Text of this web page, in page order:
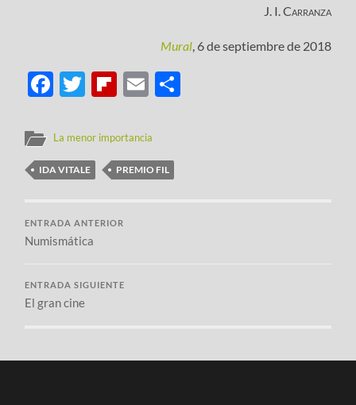
J. I. Carranza
Mural, 6 de septiembre de 2018
Facebook
Twitter
Flipboard
Email
La menor importancia
IDA VITALE PREMIO FIL
ENTRADA ANTERIOR
Numismática
ENTRADA SIGUIENTE
El gran cine